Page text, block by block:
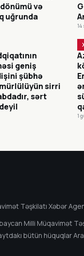
və
uğrunda
14
geniş
şübhə
sirri
sərt
1
Təşkilatı Xəbər
Milli Müqavimət
bütün hüquqlar